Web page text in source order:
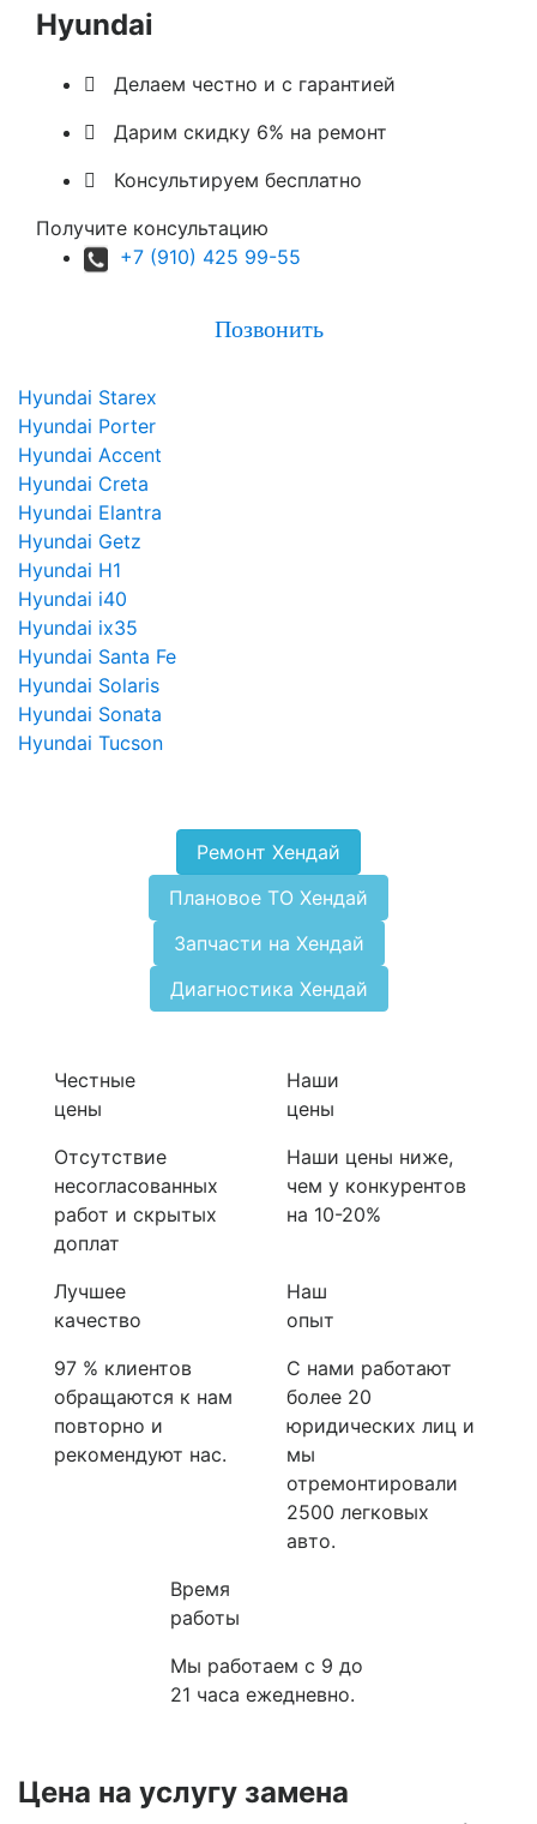
Hyundai
 Делаем честно и с гарантией
 Дарим скидку 6% на ремонт
 Консультируем бесплатно
Получите консультацию
+7 (910) 425 99-55
Позвонить
Hyundai Starex
Hyundai Porter
Hyundai Accent
Hyundai Creta
Hyundai Elantra
Hyundai Getz
Hyundai H1
Hyundai i40
Hyundai ix35
Hyundai Santa Fe
Hyundai Solaris
Hyundai Sonata
Hyundai Tucson
Ремонт Хендай
Плановое ТО Хендай
Запчасти на Хендай
Диагностика Хендай
Честные
цены
Отсутствие
несогласованных
работ и скрытых
доплат
Наши
цены
Наши цены ниже,
чем у конкурентов
на 10-20%
Лучшее
качество
97 % клиентов
обращаются к нам
повторно и
рекомендуют нас.
Наш
опыт
С нами работают
более 20
юридических лиц и
мы
отремонтировали
2500 легковых
авто.
Время
работы
Мы работаем с 9 до
21 часа ежедневно.
Цена на услугу замена